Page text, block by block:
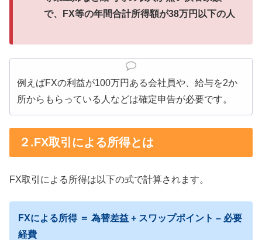
で、FX等の年間合計所得額が38万円以下の人
例えばFXの利益が100万円ある会社員や、給与を2か
所からもらっている人などは確定申告が必要です。
２.FX取引による所得とは
FX取引による所得は以下の式で計算されます。
FXによる所得 ＝ 為替差益 + スワップポイント – 必要
経費